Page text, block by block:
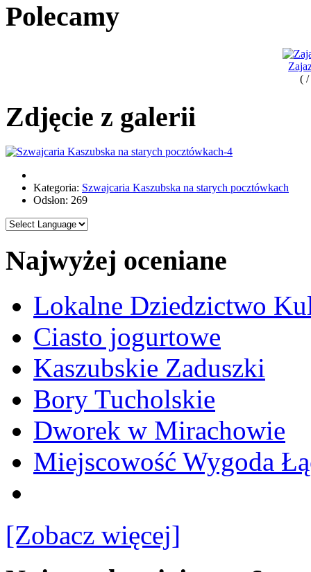
Polecamy
( /
Zdjęcie z galerii
Kategoria: Szwajcaria Kaszubska na starych pocztówkach
Odsłon: 269
Najwyżej oceniane
Lokalne Dziedzictwo
Ciasto jogurtowe
Kaszubskie Zaduszki
Bory Tucholskie
Dworek w Mirachowie
Miejscowość Wygoda
[Zobacz więcej]